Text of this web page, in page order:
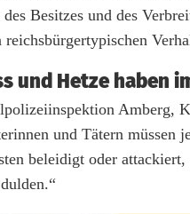
des Besitzes und des
reichsbürgertypischen
und Hetze haben
Amberg,
und Tätern müssen
beleidigt oder